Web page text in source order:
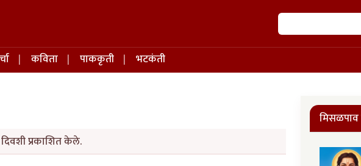
शोध
कविता पाककृती
भटकंती
प्रकाशित केले.